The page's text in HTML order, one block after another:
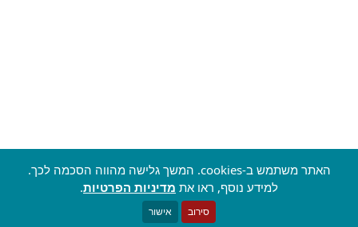
האתר משתמש ב-cookies. המשך גלישה מהווה הסכמה לכך.
למידע נוסף, ראו את מדיניות הפרטיות.
סירוב אישור